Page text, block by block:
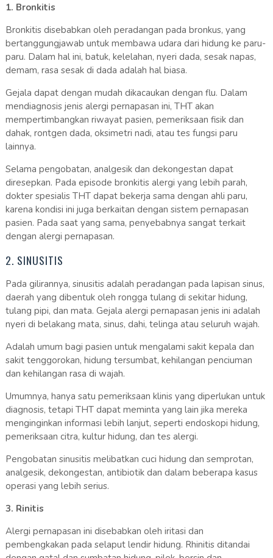
1. Bronkitis
Bronkitis disebabkan oleh peradangan pada bronkus, yang
bertanggungjawab untuk membawa udara dari hidung ke paru-
paru. Dalam hal ini, batuk, kelelahan, nyeri dada, sesak napas,
demam, rasa sesak di dada adalah hal biasa.
Gejala dapat dengan mudah dikacaukan dengan flu. Dalam
mendiagnosis jenis alergi pernapasan ini, THT akan
mempertimbangkan riwayat pasien, pemeriksaan fisik dan
dahak, rontgen dada, oksimetri nadi, atau tes fungsi paru
lainnya.
Selama pengobatan, analgesik dan dekongestan dapat
diresepkan. Pada episode bronkitis alergi yang lebih parah,
dokter spesialis THT dapat bekerja sama dengan ahli paru,
karena kondisi ini juga berkaitan dengan sistem pernapasan
pasien. Pada saat yang sama, penyebabnya sangat terkait
dengan alergi pernapasan.
2. SINUSITIS
Pada gilirannya, sinusitis adalah peradangan pada lapisan sinus,
daerah yang dibentuk oleh rongga tulang di sekitar hidung,
tulang pipi, dan mata. Gejala alergi pernapasan jenis ini adalah
nyeri di belakang mata, sinus, dahi, telinga atau seluruh wajah.
Adalah umum bagi pasien untuk mengalami sakit kepala dan
sakit tenggorokan, hidung tersumbat, kehilangan penciuman
dan kehilangan rasa di wajah.
Umumnya, hanya satu pemeriksaan klinis yang diperlukan untuk
diagnosis, tetapi THT dapat meminta yang lain jika mereka
menginginkan informasi lebih lanjut, seperti endoskopi hidung,
pemeriksaan citra, kultur hidung, dan tes alergi.
Pengobatan sinusitis melibatkan cuci hidung dan semprotan,
analgesik, dekongestan, antibiotik dan dalam beberapa kasus
operasi yang lebih serius.
3. Rinitis
Alergi pernapasan ini disebabkan oleh iritasi dan
pembengkakan pada selaput lendir hidung. Rhinitis ditandai